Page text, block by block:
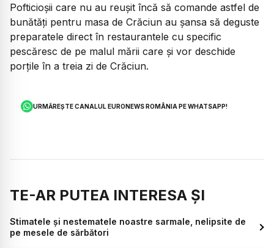
Pofticioșii care nu au reușit încă să comande astfel de
bunătăți pentru masa de Crăciun au șansa să deguste
preparatele direct în restaurantele cu specific
pescăresc de pe malul mării care și vor deschide
porțile în a treia zi de Crăciun.
URMĂREȘTE CANALUL EURONEWS ROMÂNIA PE WHATSAPP!
TE-AR PUTEA INTERESA ȘI
Stimatele și nestematele noastre sarmale, nelipsite de
pe mesele de sărbători